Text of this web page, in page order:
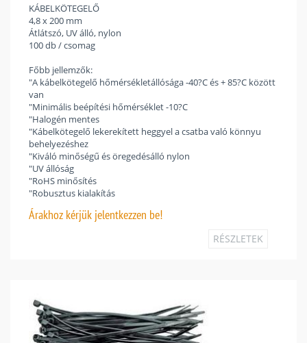
KÁBELKÖTEGELŐ
4,8 x 200 mm
Átlátszó, UV álló, nylon
100 db / csomag
Főbb jellemzők:
"A kábelkötegelő hőmérsékletállósága -40?C és + 85?C között
van
"Minimális beépítési hőmérséklet -10?C
"Halogén mentes
"Kábelkötegelő lekerekített heggyel a csatba való könnyu
behelyezéshez
"Kiváló minőségű és öregedésálló nylon
"UV állóság
"RoHS minősítés
"Robusztus kialakítás
Árakhoz kérjük jelentkezzen be!
RÉSZLETEK